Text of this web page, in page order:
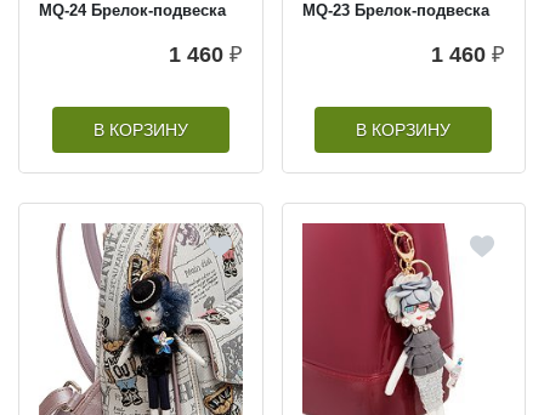
MQ-24 Брелок-подвеска
1 460 ₽
В КОРЗИНУ
MQ-23 Брелок-подвеска
1 460 ₽
В КОРЗИНУ